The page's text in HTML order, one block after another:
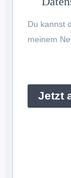
Du kannst
meinem
Jetzt